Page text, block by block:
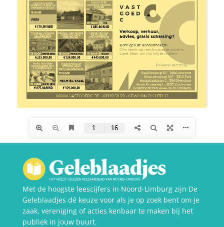
Met de hoogste leescijfers in Noord-Limburg zijn De
Geleblaadjes dé keuze voor als je op zoek bent om je
zaak, vereniging of acties kenbaar te maken bij het
publiek in jouw buurt.